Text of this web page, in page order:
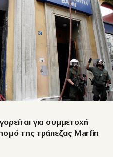
για συμμετοχή
της τράπεζας Marfin